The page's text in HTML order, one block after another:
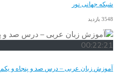
شبکه جهانی نور
3548 بازدید
00:22:21
آموزش زبان عربی – درس صد و پنجاه و یکم